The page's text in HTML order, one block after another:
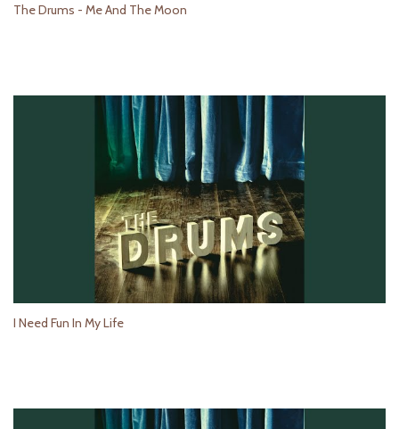
The Drums - Me And The Moon
I Need Fun In My Life